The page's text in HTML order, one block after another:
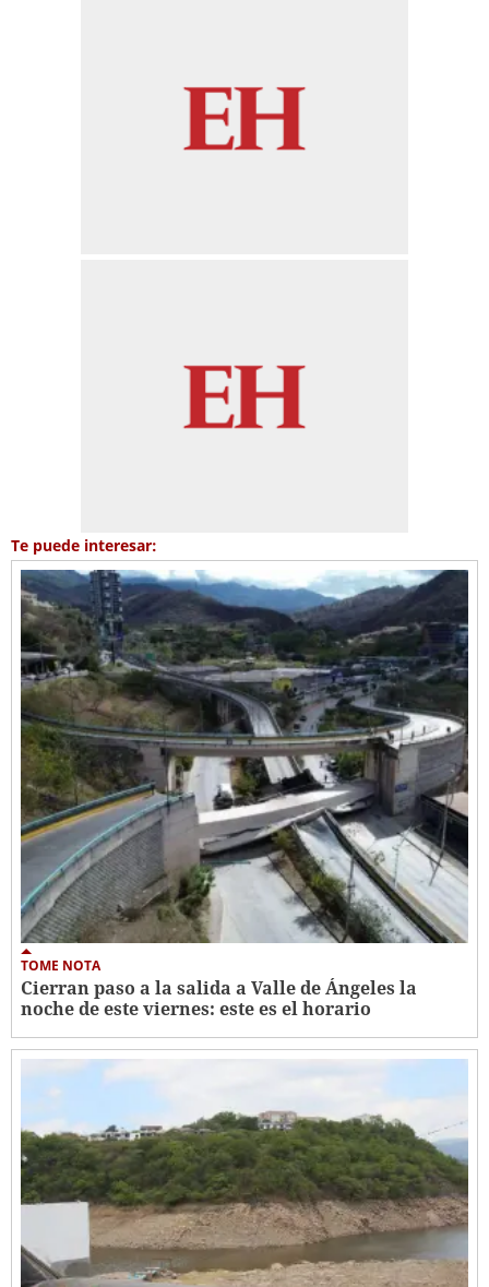
Te puede interesar:
TOME NOTA
Cierran paso a la salida a Valle de Ángeles la
noche de este viernes: este es el horario